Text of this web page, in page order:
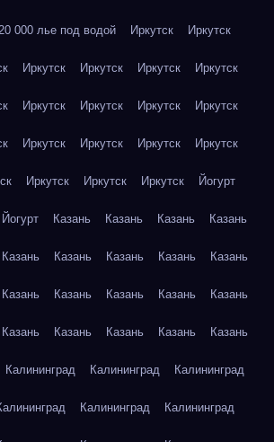
000 лье под водой Иркутск Иркутск
Иркутск Иркутск Иркутск Иркутск
Иркутск Иркутск Иркутск Иркутск
Иркутск Иркутск Иркутск Иркутск
Иркутск Иркутск Иркутск Йогурт
Йогурт Казань Казань Казань Казань
Казань Казань Казань Казань Казань
Казань Казань Казань Казань Казань
Казань Казань Казань Казань Казань
Калининград Калининград Калининград
Калининград Калининград